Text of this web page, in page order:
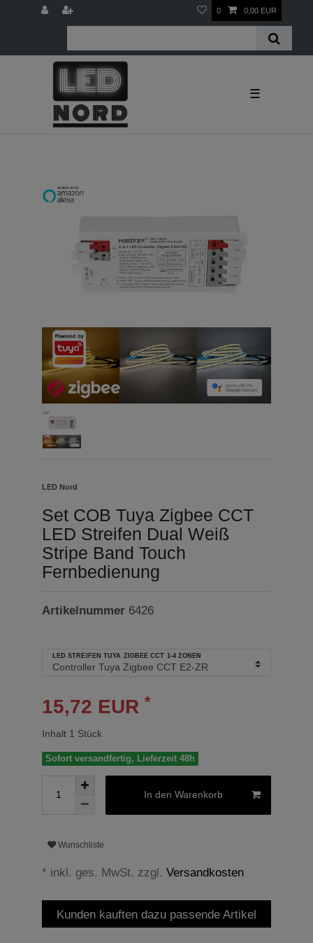
0 0,00 EUR
☰
LED Nord
Set COB Tuya Zigbee CCT
LED Streifen Dual Weiß
Stripe Band Touch
Fernbedienung
Artikelnummer 6426
LED STREIFEN TUYA ZIGBEE CCT 1-4 ZONEN
15,72 EUR *
Inhalt 1 Stück
Sofort versandfertig, Lieferzeit 48h
In den Warenkorb
Wunschliste
* inkl. ges. MwSt. zzgl. Versandkosten
Kunden kauften dazu passende Artikel